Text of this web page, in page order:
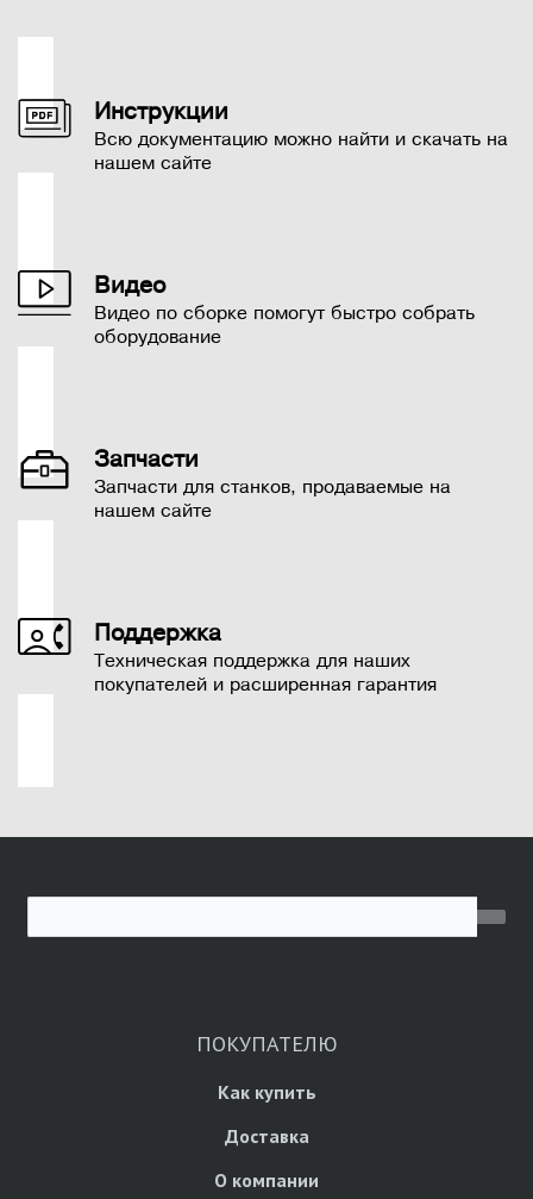
Инструкции
Всю документацию можно найти и скачать на
нашем сайте
Видео
Видео по сборке помогут быстро собрать
оборудование
Запчасти
Запчасти для станков, продаваемые на
нашем сайте
Поддержка
Техническая поддержка для наших
покупателей и расширенная гарантия
ПОКУПАТЕЛЮ
Как купить
Доставка
О компании